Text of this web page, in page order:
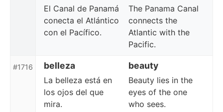
El Canal de Panamá
conecta el Atlántico
con el Pacífico.
The Panama Canal
connects the
Atlantic with the
Pacific.
#1716 belleza beauty
La belleza está en
los ojos del que
mira.
Beauty lies in the
eyes of the one
who sees.